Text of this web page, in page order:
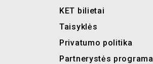
KET bilietai
Taisyklės
Privatumo politika
Partnerystės programa